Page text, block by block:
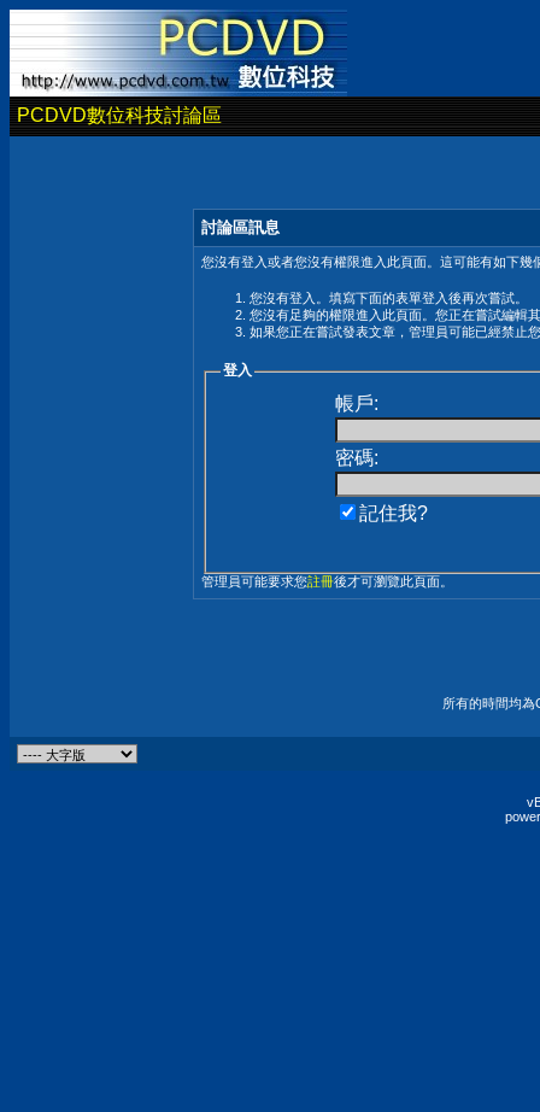
PCDVD數位科技討論區
討論區訊息
您沒有登入或者您沒有權限進入此頁面。這可能有如下幾
您沒有登入。填寫下面的表單登入後再次嘗試。
您沒有足夠的權限進入此頁面。您正在嘗試編輯
如果您正在嘗試發表文章，管理員可能已經禁止
登入
帳戶:
密碼:
記住我?
管理員可能要求您註冊後才可瀏覽此頁面。
所有的時間均為